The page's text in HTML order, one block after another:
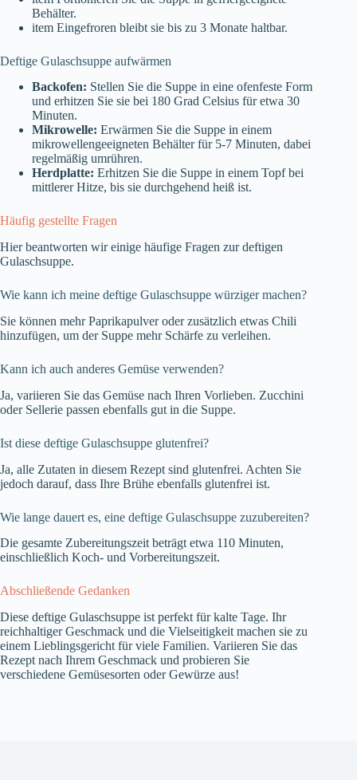
Behälter.
item Eingefroren bleibt sie bis zu 3 Monate haltbar.
Deftige Gulaschsuppe aufwärmen
Backofen: Stellen Sie die Suppe in eine ofenfeste Form
und erhitzen Sie sie bei 180 Grad Celsius für etwa 30
Minuten.
Mikrowelle: Erwärmen Sie die Suppe in einem
mikrowellengeeigneten Behälter für 5-7 Minuten, dabei
regelmäßig umrühren.
Herdplatte: Erhitzen Sie die Suppe in einem Topf bei
mittlerer Hitze, bis sie durchgehend heiß ist.
Häufig gestellte Fragen
Hier beantworten wir einige häufige Fragen zur deftigen
Gulaschsuppe.
Wie kann ich meine deftige Gulaschsuppe würziger machen?
Sie können mehr Paprikapulver oder zusätzlich etwas Chili
hinzufügen, um der Suppe mehr Schärfe zu verleihen.
Kann ich auch anderes Gemüse verwenden?
Ja, variieren Sie das Gemüse nach Ihren Vorlieben. Zucchini
oder Sellerie passen ebenfalls gut in die Suppe.
Ist diese deftige Gulaschsuppe glutenfrei?
Ja, alle Zutaten in diesem Rezept sind glutenfrei. Achten Sie
jedoch darauf, dass Ihre Brühe ebenfalls glutenfrei ist.
Wie lange dauert es, eine deftige Gulaschsuppe zuzubereiten?
Die gesamte Zubereitungszeit beträgt etwa 110 Minuten,
einschließlich Koch- und Vorbereitungszeit.
Abschließende Gedanken
Diese deftige Gulaschsuppe ist perfekt für kalte Tage. Ihr
reichhaltiger Geschmack und die Vielseitigkeit machen sie zu
einem Lieblingsgericht für viele Familien. Variieren Sie das
Rezept nach Ihrem Geschmack und probieren Sie
verschiedene Gemüsesorten oder Gewürze aus!